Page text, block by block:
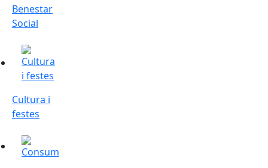
Benestar
Social
Cultura i festes
Cultura i
festes
Consum